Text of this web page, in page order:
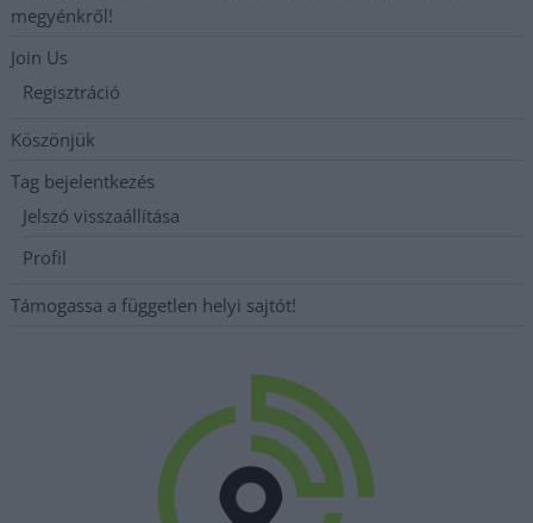
megyénkről!
Join Us
Regisztráció
Köszönjük
Tag bejelentkezés
Jelszó visszaállítása
Profil
Támogassa a független helyi sajtót!